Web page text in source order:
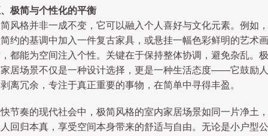
极简与个性化的平衡
风格并非一成不变，它可以融入个人喜好与文化元素。例如，
约的基调中加入一件复古家具，或悬挂一幅色彩鲜明的艺术画
都能为空间注入个性。关键在于保持整体协调，避免杂乱。极
居场景不仅是一种设计选择，更是一种生活态度——它鼓励人
离冗余，专注于真正重要的事物，在简单中寻得丰盈。
节奏的现代社会中，极简风格的室内家居场景如同一片净土，
回归本真，享受空间本身带来的舒适与自由。无论是小户型公